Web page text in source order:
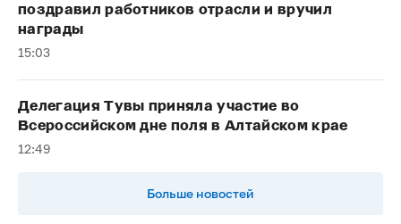
поздравил работников отрасли и вручил
награды
15:03
Делегация Тувы приняла участие во
Всероссийском дне поля в Алтайском крае
12:49
Больше новостей